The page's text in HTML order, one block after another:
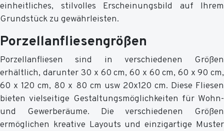
einheitliches, stilvolles Erscheinungsbild auf Ihrem
Grundstück zu gewährleisten.
Porzellanfliesengrößen
Porzellanfliesen sind in verschiedenen Größen
erhältlich, darunter 30 x 60 cm, 60 x 60 cm, 60 x 90 cm,
60 x 120 cm, 80 x 80 cm usw 20x120 cm. Diese Fliesen
bieten vielseitige Gestaltungsmöglichkeiten für Wohn-
und Gewerberäume. Die verschiedenen Größen
ermöglichen kreative Layouts und einzigartige Muster